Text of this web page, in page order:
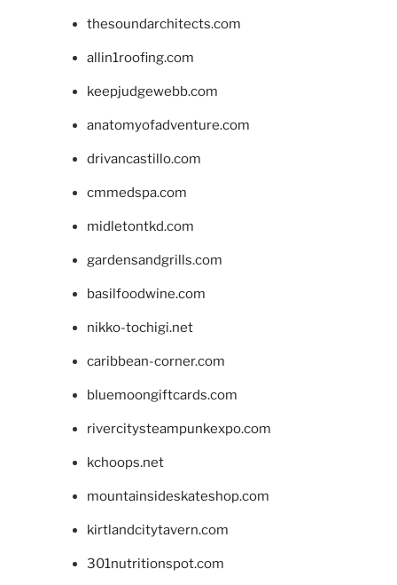
thesoundarchitects.com
allin1roofing.com
keepjudgewebb.com
anatomyofadventure.com
drivancastillo.com
cmmedspa.com
midletontkd.com
gardensandgrills.com
basilfoodwine.com
nikko-tochigi.net
caribbean-corner.com
bluemoongiftcards.com
rivercitysteampunkexpo.com
kchoops.net
mountainsideskateshop.com
kirtlandcitytavern.com
301nutritionspot.com